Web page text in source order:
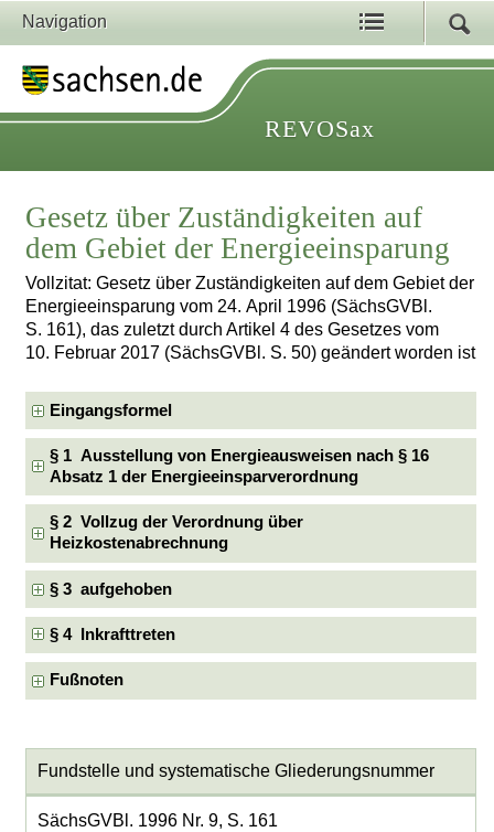
Navigation
REVOSax
Gesetz über Zuständigkeiten auf
dem Gebiet der Energieeinsparung
Vollzitat: Gesetz über Zuständigkeiten auf dem Gebiet der
Energieeinsparung vom 24. April 1996 (SächsGVBl.
S. 161), das zuletzt durch Artikel 4 des Gesetzes vom
10. Februar 2017 (SächsGVBl. S. 50) geändert worden ist
Eingangsformel
§ 1 Ausstellung von Energieausweisen nach § 16
Absatz 1 der Energieeinsparverordnung
§ 2 Vollzug der Verordnung über
Heizkostenabrechnung
§ 3 aufgehoben
§ 4 Inkrafttreten
Fußnoten
Fundstelle und systematische Gliederungsnummer
SächsGVBl. 1996 Nr. 9, S. 161